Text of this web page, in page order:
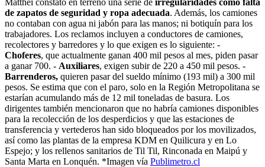
de zapatos de seguridad y ropa adecuada. Además, los camiones
no contaban con agua ni jabón para las manos; ni botiquín para los
trabajadores. Los reclamos incluyen a conductores de camiones,
recolectores y barredores y lo que exigen es lo siguiente: -
Choferes, que actualmente ganan 400 mil pesos al mes, piden pasar
a ganar 700. - Auxiliares, exigen subir de 220 a 450 mil pesos. -
Barrenderos, quieren pasar del sueldo mínimo (193 mil) a 300 mil
pesos. Se estima que con el paro, solo en la Región Metropolitana se
estarían acumulando más de 12 mil toneladas de basura. Los
dirigentes también mencionaron que no habría camiones disponibles
para la recolección de los desperdicios y que las estaciones de
transferencia y vertederos han sido bloqueados por los movilizados,
así como las plantas de la empresa KDM en Quilicura y en Lo
Espejo; y los rellenos sanitarios de Til Til, Rinconada en Maipú y
Santa Marta en Lonquén. *Imagen vía Publimetro.cl